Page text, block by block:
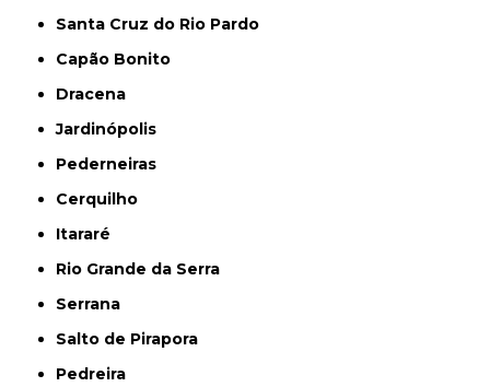
Santa Cruz do Rio Pardo
Capão Bonito
Dracena
Jardinópolis
Pederneiras
Cerquilho
Itararé
Rio Grande da Serra
Serrana
Salto de Pirapora
Pedreira